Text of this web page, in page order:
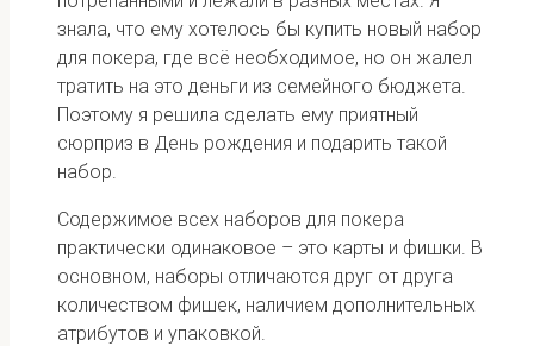
знала, что ему хотелось бы купить новый набор
для покера, где всё необходимое, но он жалел
тратить на это деньги из семейного бюджета.
Поэтому я решила сделать ему приятный
сюрприз в День рождения и подарить такой
набор.
Содержимое всех наборов для покера
практически одинаковое – это карты и фишки. В
основном, наборы отличаются друг от друга
количеством фишек, наличием дополнительных
атрибутов и упаковкой.